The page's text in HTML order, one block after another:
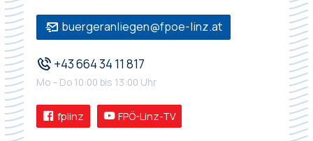
buergeranliegen@fpoe-linz.at
+43 664 34 11 817
Mo – Do 10:00 bis 13:00 Uhr
fplinz FPÖ-Linz-TV